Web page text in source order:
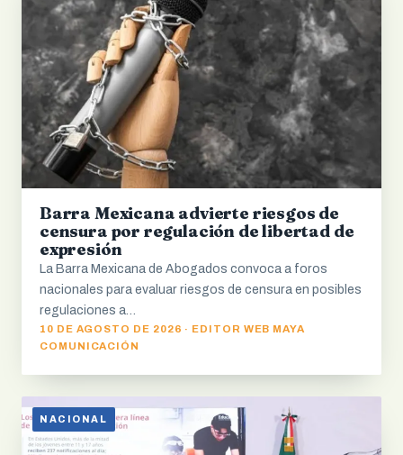
Barra Mexicana advierte riesgos de
censura por regulación de libertad de
expresión
La Barra Mexicana de Abogados convoca a foros
nacionales para evaluar riesgos de censura en posibles
regulaciones a…
10 DE AGOSTO DE 2026 · EDITOR WEB MAYA
COMUNICACIÓN
NACIONAL